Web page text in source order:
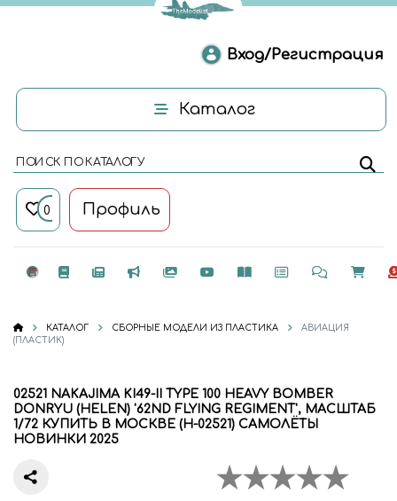
Вход/Регистрация
Каталог
ПОИСК ПО КАТАЛОГУ
0 Профиль
КАТАЛОГ СБОРНЫЕ МОДЕЛИ ИЗ ПЛАСТИКА
АВИАЦИЯ
(ПЛАСТИК)
02521 NAKAJIMA KI49-II TYPE 100 HEAVY BOMBER
DONRYU (HELEN) '62ND FLYING REGIMENT', МАСШТАБ
1/72 КУПИТЬ В МОСКВЕ (H-02521) САМОЛЁТЫ
НОВИНКИ 2025